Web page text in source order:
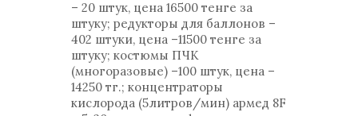
– 20 штук, цена 16500 тенге за
штуку; редукторы для баллонов –
402 штуки, цена –11500 тенге за
штуку; костюмы ПЧК
(многоразовые) –100 штук, цена –
14250 тг.; концентраторы
кислорода (5литров/мин) армед 8F